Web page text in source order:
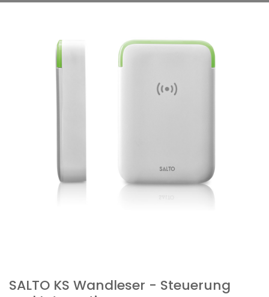
SALTO KS Wandleser - Steuerung